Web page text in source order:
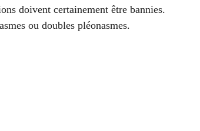
doivent certainement être bannies.
ou doubles pléonasmes.